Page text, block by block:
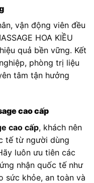
vận động viên đều
HOA KIỀU
quả bền vững. Kết
phòng trị liệu
tâm tận hưởng
cao cấp
cao cấp, khách nên
tế từ người dùng
luôn ưu tiên các
nhận quốc tế như
sức khỏe, an toàn và